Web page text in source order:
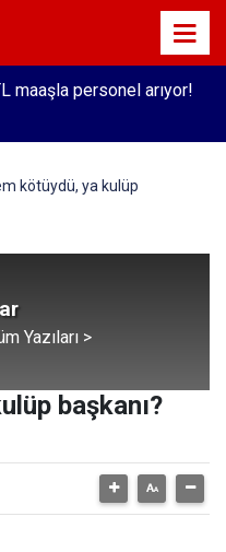
maaşla personel arıyor!
kötüydü, ya kulüp
Yazıları >
başkanı?